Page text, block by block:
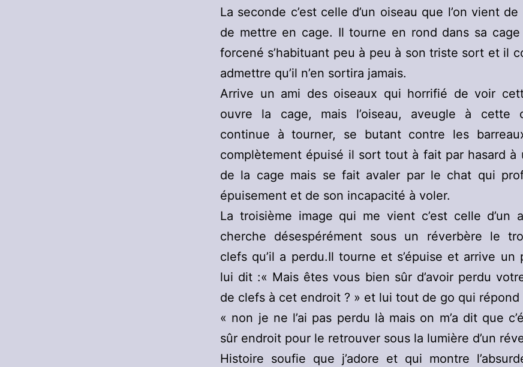
La seconde c’est celle d’un oiseau que l’on vient
de mettre en cage. Il tourne en rond dans sa cage
forcené s’habituant peu à peu à son triste sort et il
admettre qu’il n’en sortira jamais.
Arrive un ami des oiseaux qui horrifié de voir
ouvre la cage, mais l’oiseau, aveugle à cette
continue à tourner, se butant contre les
complètement épuisé il sort tout à fait par hasard à
de la cage mais se fait avaler par le chat qui
épuisement et de son incapacité à voler.
La troisième image qui me vient c’est celle d’un
cherche désespérément sous un réverbère le
clefs qu’il a perdu.Il tourne et s’épuise et arrive un
lui dit :« Mais êtes vous bien sûr d’avoir perdu
de clefs à cet endroit ? » et lui tout de go qui répond
« non je ne l’ai pas perdu là mais on m’a dit que
sûr endroit pour le retrouver sous la lumière d’un
Histoire soufie que j’adore et qui montre